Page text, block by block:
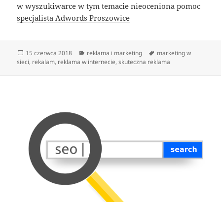
w wyszukiwarce w tym temacie nieoceniona pomoc
specjalista Adwords Proszowice
Data
publikacji
15 czerwca 2018 Kategorie
reklama i marketing Tagi
marketing w
sieci, rekalam, reklama w internecie,skuteczna reklama